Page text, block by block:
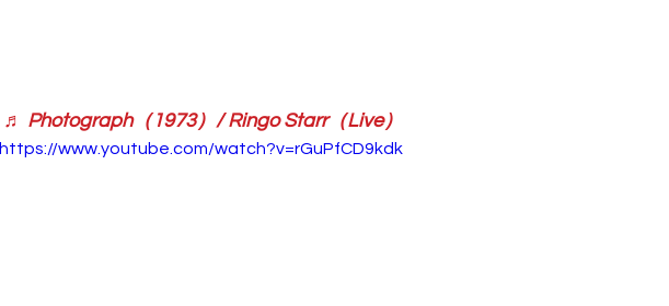
♬ Photograph（1973）/ Ringo Starr（Live）
https://www.youtube.com/watch?v=rGuPfCD9kdk